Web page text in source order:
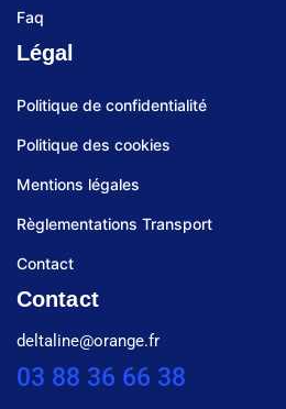
Faq
Légal
Politique de confidentialité
Politique des cookies
Mentions légales
Règlementations Transport
Contact
Contact
deltaline@orange.fr
03 88 36 66 38